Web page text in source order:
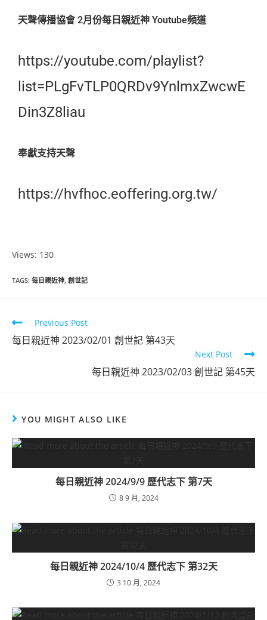
天聲傳播協會 2月份每日親近神 Youtube頻道
https://youtube.com/playlist?
list=PLgFvTLP0QRDv9YnlmxZwcwE
Din3Z8liau
奉獻支持天聲
https://hvfhoc.eoffering.org.tw/
Views: 130
TAGS: 每日親近神, 創世記
Previous Post
每日親近神 2023/02/01 創世記 第43天
Next Post
每日親近神 2023/02/03 創世記 第45天
YOU MIGHT ALSO LIKE
每日親近神 2024/9/9 歷代志下 第7天
8 9 月, 2024
每日親近神 2024/10/4 歷代志下 第32天
3 10 月, 2024